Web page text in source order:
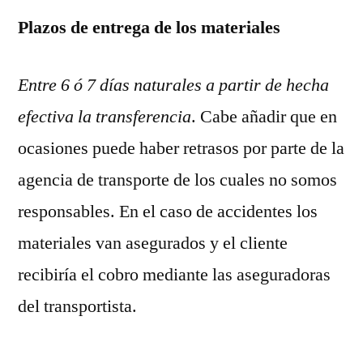
Plazos de entrega de los materiales
Entre 6 ó 7 días naturales a partir de hecha
efectiva la transferencia. Cabe añadir que en
ocasiones puede haber retrasos por parte de la
agencia de transporte de los cuales no somos
responsables. En el caso de accidentes los
materiales van asegurados y el cliente
recibiría el cobro mediante las aseguradoras
del transportista.